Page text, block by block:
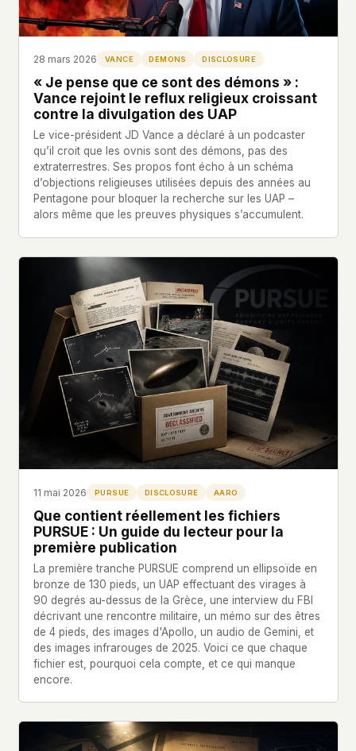
28 mars 2026 VANCE DEMONS DISCLOSURE
« Je pense que ce sont des démons » :
Vance rejoint le reflux religieux croissant
contre la divulgation des UAP
Le vice-président JD Vance a déclaré à un podcaster
qu’il croit que les ovnis sont des démons, pas des
extraterrestres. Ses propos font écho à un schéma
d’objections religieuses utilisées depuis des années au
Pentagone pour bloquer la recherche sur les UAP –
alors même que les preuves physiques s’accumulent.
11 mai 2026 PURSUE DISCLOSURE AARO
Que contient réellement les fichiers
PURSUE : Un guide du lecteur pour la
première publication
La première tranche PURSUE comprend un ellipsoïde en
bronze de 130 pieds, un UAP effectuant des virages à
90 degrés au-dessus de la Grèce, une interview du FBI
décrivant une rencontre militaire, un mémo sur des êtres
de 4 pieds, des images d'Apollo, un audio de Gemini, et
des images infrarouges de 2025. Voici ce que chaque
fichier est, pourquoi cela compte, et ce qui manque
encore.